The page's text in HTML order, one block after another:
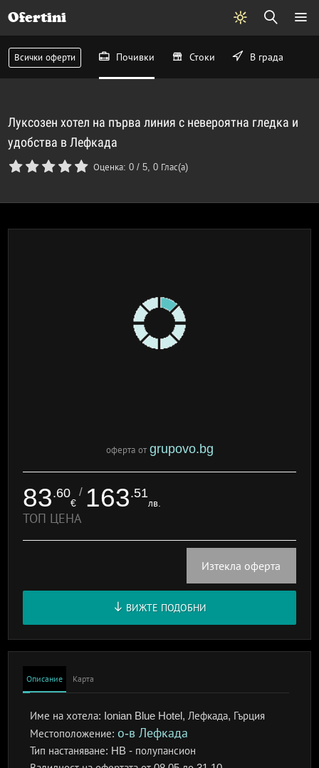
Ofertini
Всички оферти Почивки Стоки В града
Луксозен хотел на първа линия с невероятна гледка и
удобства в Лефкада
Оценка:0 /5,0 Глас(а)
оферта от grupovo.bg
83.60
€
/ 163.51
лв.
ТОП ЦЕНА
Изтекла оферта
ВИЖТЕ ПОДОБНИ
Описание Карта
Име на хотела: Ionian Blue Hotel, Лефкада, Гърция
Местоположение: о-в Лефкада
Тип настаняване: HB - полупансион